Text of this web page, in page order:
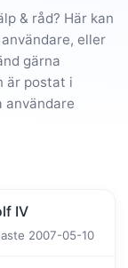
& råd? Här kan
eller
gärna
är postat i
användare
IV
2007-05-10